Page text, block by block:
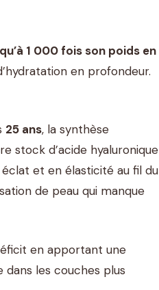
1 000 fois son poids en
en profondeur.
25 ans, la synthèse
stock d’acide hyaluronique
éclat et en élasticité au fil du
de peau qui manque
en apportant une
dans les couches plus